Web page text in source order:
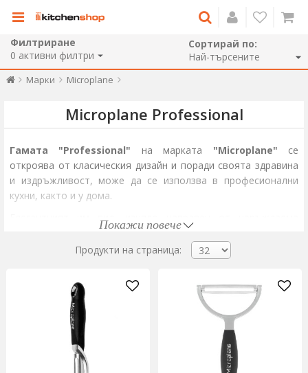
Филтриране
0 активни филтри
Сортирай по:
Марки Microplane
Microplane Professional
Гамата "Professional" на марката "Microplane" се
откроява от класическия дизайн и поради своята здравина
и издръжливост, може да се използва в професионални
кухни, както и у дома.
стомана, ще ви помогне да получите желаната текстура на
храната, като остриетата са остри и професионални.
Покажи повече
Продукти на страница: